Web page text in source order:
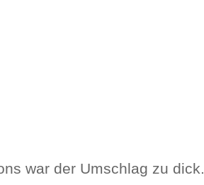
war der Umschlag zu dick.